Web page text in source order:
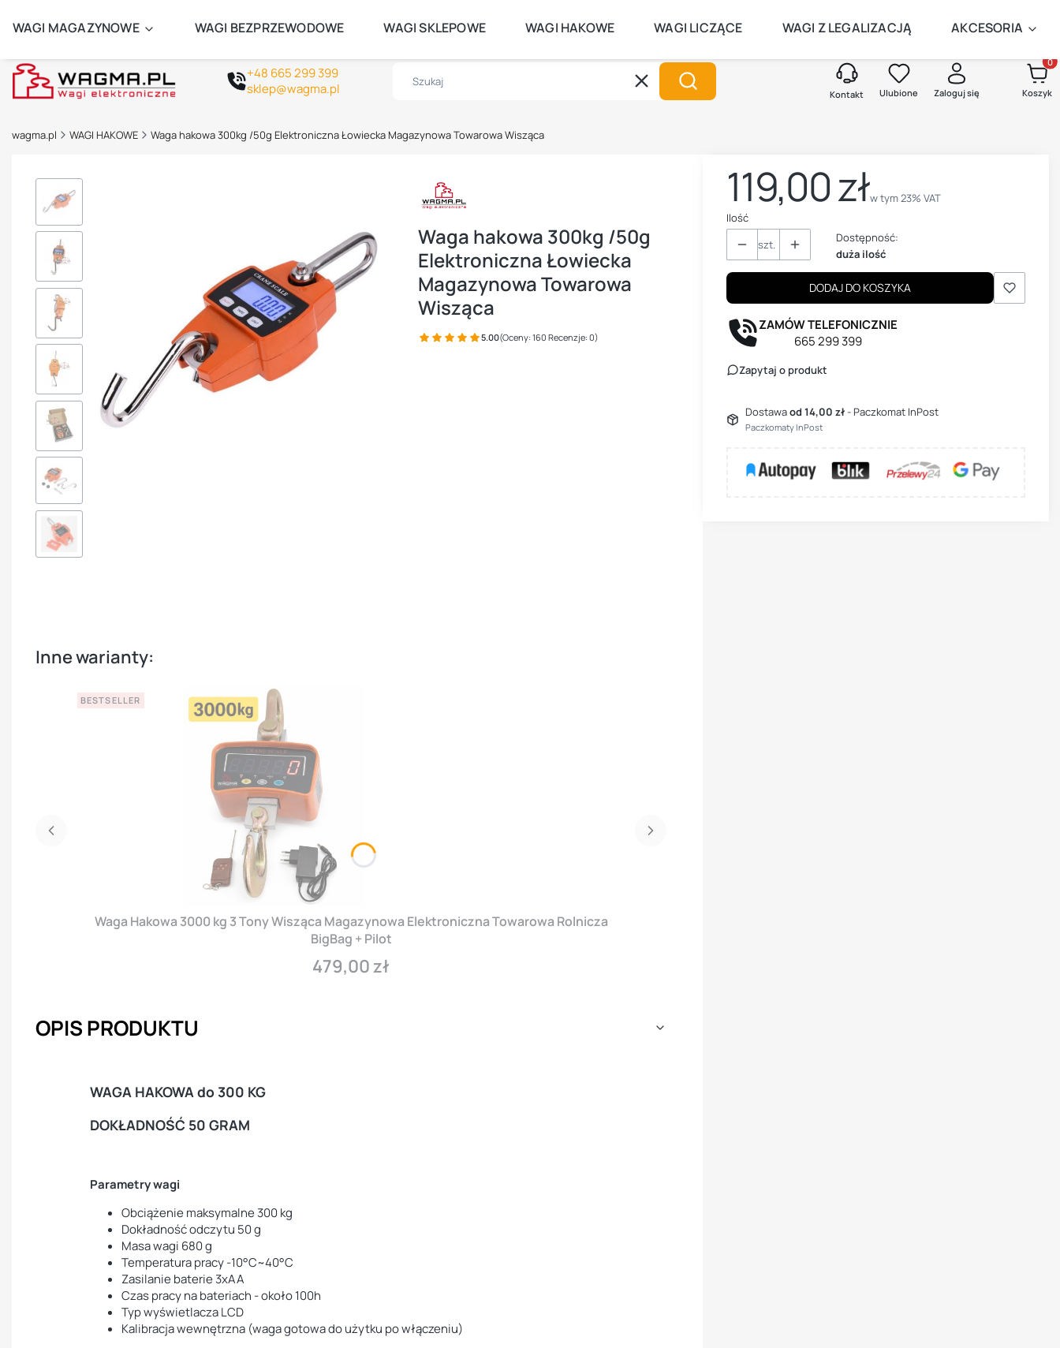
ZAMÓW DO GODZINY 14:00 WYSYŁKA TEGO SAMEGO DNIA
+48 665 299 399
sklep@wagma.pl
Wyczyść Szukaj Kontakt Ulubione Zaloguj się Koszyk
WAGI MAGAZYNOWE WAGI BEZPRZEWODOWE WAGI SKLEPOWE WAGI HAKOWE WAGI LICZĄCE WAGI Z LEGALIZACJĄ AKCESORIA
wagma.pl WAGI HAKOWE Waga hakowa 300kg /50g Elektroniczna Łowiecka Magazynowa Towarowa Wisząca
Waga hakowa 300kg /50g
Elektroniczna Łowiecka
Magazynowa Towarowa
Wisząca
5.00(Oceny: 160 Recenzje: 0)
Inne warianty:
BESTSELLER
Waga Hakowa 3000 kg 3 Tony Wisząca Magazynowa Elektroniczna Towarowa Rolnicza
BigBag + Pilot
Cena
479,00 zł
OPIS PRODUKTU
WAGA HAKOWA do 300 KG
DOKŁADNOŚĆ 50 GRAM
Parametry wagi
Obciążenie maksymalne 300 kg
Dokładność odczytu 50 g
Masa wagi 680 g
Temperatura pracy -10°C~40°C
Zasilanie baterie 3xAA
Czas pracy na bateriach - około 100h
Typ wyświetlacza LCD
Kalibracja wewnętrzna (waga gotowa do użytku po włączeniu)
Cena
119,00 złw tym 23% VAT
w tym23% VAT
Ilość
szt.
Dostępność:
duża ilość
DODAJ DO KOSZYKA
ZAMÓW TELEFONICZNIE
665 299 399
Zapytaj o produkt
Dostawaod 14,00 zł- Paczkomat InPost
Paczkomaty InPost